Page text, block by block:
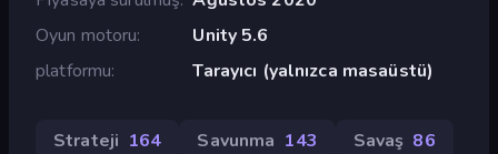
Oyun motoru
Unity 5.6
platformu
Tarayıcı (yalnızca masaüstü)
Strateji 164 Savunma 143 Savaş 86